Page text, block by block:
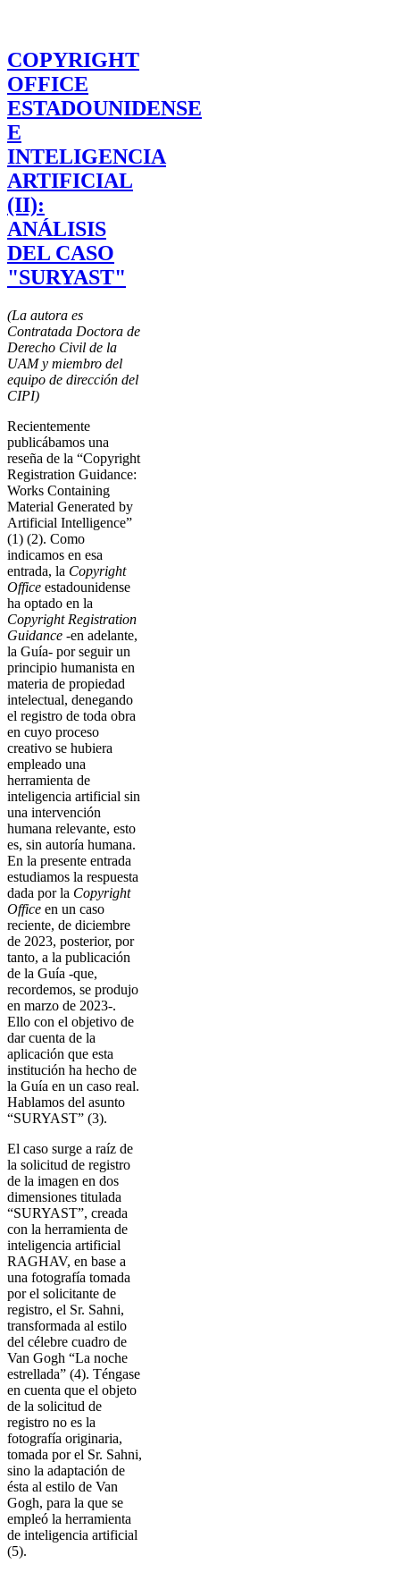
COPYRIGHT
OFFICE
ESTADOUNIDENSE
E
INTELIGENCIA
ARTIFICIAL
(II):
ANÁLISIS
DEL CASO
"SURYAST"
(La autora es
Contratada Doctora de
Derecho Civil de la
UAM y miembro del
equipo de dirección del
CIPI)
Recientemente
publicábamos una
reseña de la “Copyright
Registration Guidance:
Works Containing
Material Generated by
Artificial Intelligence”
(1) (2). Como
indicamos en esa
entrada, la Copyright
Office estadounidense
ha optado en la
Copyright Registration
Guidance -en adelante,
la Guía- por seguir un
principio humanista en
materia de propiedad
intelectual, denegando
el registro de toda obra
en cuyo proceso
creativo se hubiera
empleado una
herramienta de
inteligencia artificial sin
una intervención
humana relevante, esto
es, sin autoría humana.
En la presente entrada
estudiamos la respuesta
dada por la Copyright
Office en un caso
reciente, de diciembre
de 2023, posterior, por
tanto, a la publicación
de la Guía -que,
recordemos, se produjo
en marzo de 2023-.
Ello con el objetivo de
dar cuenta de la
aplicación que esta
institución ha hecho de
la Guía en un caso real.
Hablamos del asunto
“SURYAST” (3).
El caso surge a raíz de
la solicitud de registro
de la imagen en dos
dimensiones titulada
“SURYAST”, creada
con la herramienta de
inteligencia artificial
RAGHAV, en base a
una fotografía tomada
por el solicitante de
registro, el Sr. Sahni,
transformada al estilo
del célebre cuadro de
Van Gogh “La noche
estrellada” (4). Téngase
en cuenta que el objeto
de la solicitud de
registro no es la
fotografía originaria,
tomada por el Sr. Sahni,
sino la adaptación de
ésta al estilo de Van
Gogh, para la que se
empleó la herramienta
de inteligencia artificial
(5).